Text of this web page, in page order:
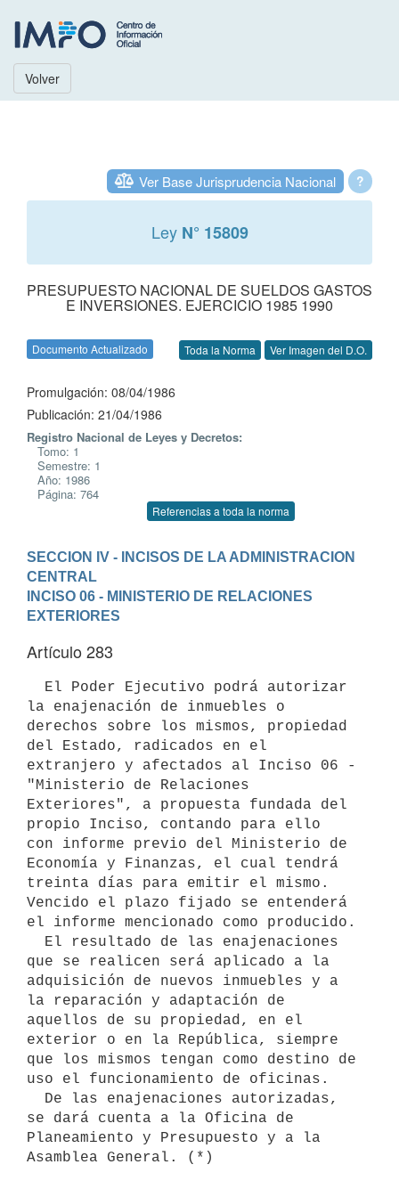
Volver
?
Ver Base Jurisprudencia Nacional
Ley N° 15809
PRESUPUESTO NACIONAL DE SUELDOS GASTOS
E INVERSIONES. EJERCICIO 1985 1990
Documento Actualizado Toda la Norma Ver Imagen del D.O.
Promulgación: 08/04/1986
Publicación: 21/04/1986
Registro Nacional de Leyes y Decretos:
Tomo: 1
Semestre: 1
Año: 1986
Página: 764
Referencias a toda la norma
SECCION IV - INCISOS DE LA ADMINISTRACION
CENTRAL
INCISO 06 - MINISTERIO DE RELACIONES
EXTERIORES
Artículo 283
la enajenación de inmuebles o
derechos sobre los mismos, propiedad
del Estado, radicados en el
extranjero y afectados al Inciso 06 -
"Ministerio de Relaciones
Exteriores", a propuesta fundada del
propio Inciso, contando para ello
con informe previo del Ministerio de
Economía y Finanzas, el cual tendrá
treinta días para emitir el mismo.
Vencido el plazo fijado se entenderá
el informe mencionado como producido.
que se realicen será aplicado a la
adquisición de nuevos inmuebles y a
la reparación y adaptación de
aquellos de su propiedad, en el
exterior o en la República, siempre
que los mismos tengan como destino de
uso el funcionamiento de oficinas.
se dará cuenta a la Oficina de
Planeamiento y Presupuesto y a la
Asamblea General. (*)